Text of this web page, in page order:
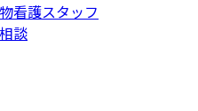
護スタッフ
談